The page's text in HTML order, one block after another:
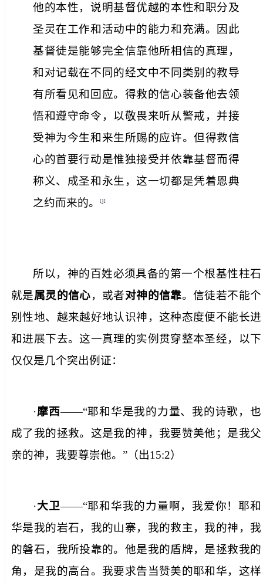
他的本性，说明基督优越的本性和职分及
圣灵在工作和活动中的能力和充满。因此
基督徒是能够完全信靠他所相信的真理，
和对记载在不同的经文中不同类别的教导
有所看见和回应。得救的信心装备他去领
悟和遵守命令，以敬畏来听从警戒，并接
受神为今生和来生所赐的应许。但得救信
心的首要行动是惟独接受并依靠基督而得
称义、成圣和永生，这一切都是凭着恩典
之约而来的。
[1]
所以，神的百姓必须具备的第一个根基性柱石
就是属灵的信心，或者对神的信靠。信徒若不能个
别性地、越来越好地认识神，这种态度便不能长进
和进展下去。这一真理的实例贯穿整本圣经，以下
仅仅是几个突出例证：
·摩西——“耶和华是我的力量、我的诗歌，也
成了我的拯救。这是我的神，我要赞美他；是我父
亲的神，我要尊崇他。”（出15:2）
·大卫——“耶和华我的力量啊，我爱你！耶和
华是我的岩石，我的山寨，我的救主，我的神，我
的磐石，我所投靠的。他是我的盾牌，是拯救我的
角，是我的高台。我要求告当赞美的耶和华，这样